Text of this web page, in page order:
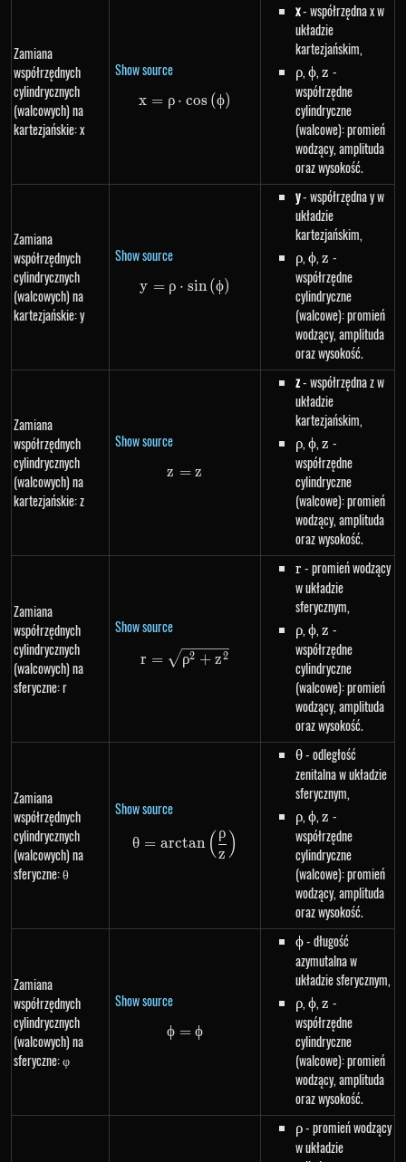
Zamiana
współrzędnych
cylindrycznych
(walcowych) na
kartezjańskie: x
Show source
x=\rho \cdot
x = ρ ⋅ cos (ϕ)
x- współrzędna x w
układzie
kartezjańskim,
\rho
ρ, \phi
ϕ, z
z -
współrzędne
cylindryczne
(walcowe): promień
wodzący, amplituda
oraz wysokość.
Zamiana
współrzędnych
cylindrycznych
(walcowych) na
kartezjańskie: y
Show source
y=\rho \cdot
y = ρ ⋅ sin (ϕ)
y- współrzędna y w
układzie
kartezjańskim,
\rho
ρ, \phi
ϕ, z
z -
współrzędne
cylindryczne
(walcowe): promień
wodzący, amplituda
oraz wysokość.
Zamiana
współrzędnych
cylindrycznych
(walcowych) na
kartezjańskie: z
Show source
z=z
z = z
z- współrzędna z w
układzie
kartezjańskim,
\rho
ρ, \phi
ϕ, z
z -
współrzędne
cylindryczne
(walcowe): promień
wodzący, amplituda
oraz wysokość.
Zamiana
współrzędnych
cylindrycznych
(walcowych) na
sferyczne: r
Show source
r=\sqrt{\rho^{2}+z^{2}}
r = ρ2 + z2
r
r - promień wodzący
w układzie
sferycznym,
\rho
ρ, \phi
ϕ, z
z -
współrzędne
cylindryczne
(walcowe): promień
wodzący, amplituda
oraz wysokość.
Zamiana
współrzędnych
cylindrycznych
(walcowych) na
sferyczne: θ
Show source
θ = arctan ( z
ρ )
\theta
θ- odległość
zenitalna w układzie
sferycznym,
\rho
ρ, \phi
ϕ, z
z -
współrzędne
cylindryczne
(walcowe): promień
wodzący, amplituda
oraz wysokość.
Zamiana
współrzędnych
cylindrycznych
(walcowych) na
sferyczne: φ
Show source
\phi=\phi
ϕ = ϕ
\phi
ϕ- długość
azymutalna w
układzie sferycznym,
\rho
ρ, \phi
ϕ, z
z -
współrzędne
cylindryczne
(walcowe): promień
wodzący, amplituda
oraz wysokość.
\rho
ρ- promień wodzący
w układzie